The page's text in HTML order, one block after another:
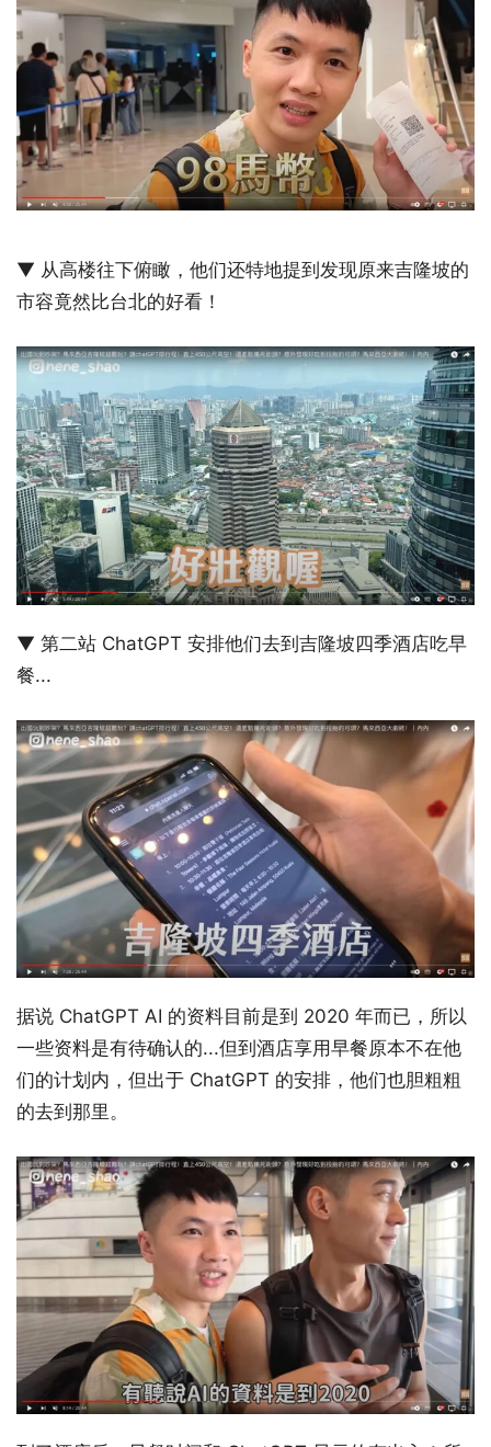
▼ 从高楼往下俯瞰，他们还特地提到发现原来吉隆坡的
市容竟然比台北的好看！
▼ 第二站 ChatGPT 安排他们去到吉隆坡四季酒店吃早
餐...
据说 ChatGPT AI 的资料目前是到 2020 年而已，所以
一些资料是有待确认的...但到酒店享用早餐原本不在他
们的计划内，但出于 ChatGPT 的安排，他们也胆粗粗
的去到那里。